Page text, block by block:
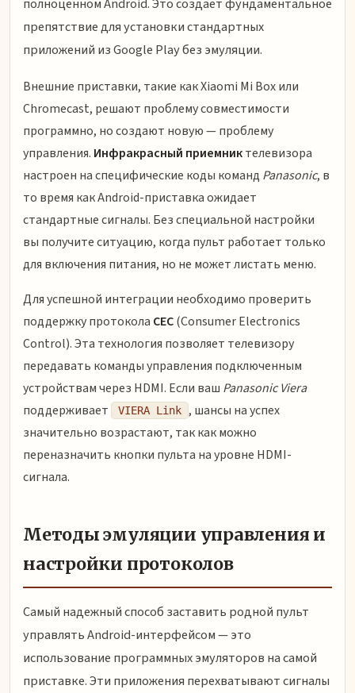
полноценном Android. Это создает фундаментальное
препятствие для установки стандартных
приложений из Google Play без эмуляции.
Внешние приставки, такие как Xiaomi Mi Box или
Chromecast, решают проблему совместимости
программно, но создают новую — проблему
управления. Инфракрасный приемниктелевизора
настроен на специфические коды команд Panasonic, в
то время как Android-приставка ожидает
стандартные сигналы. Без специальной настройки
вы получите ситуацию, когда пульт работает только
для включения питания, но не может листать меню.
Для успешной интеграции необходимо проверить
поддержку протокола CEC(Consumer Electronics
Control). Эта технология позволяет телевизору
передавать команды управления подключенным
устройствам через HDMI. Если ваш Panasonic Viera
поддерживает
VIERA Link
, шансы на успех
значительно возрастают, так как можно
переназначить кнопки пульта на уровне HDMI-
сигнала.
Методы эмуляции управления и
настройки протоколов
Самый надежный способ заставить родной пульт
управлять Android-интерфейсом — это
использование программных эмуляторов на самой
приставке. Эти приложения перехватывают сигналы